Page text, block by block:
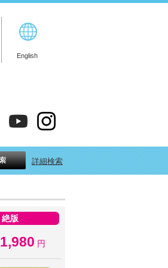
English
詳細検索
絶版
1,980 円